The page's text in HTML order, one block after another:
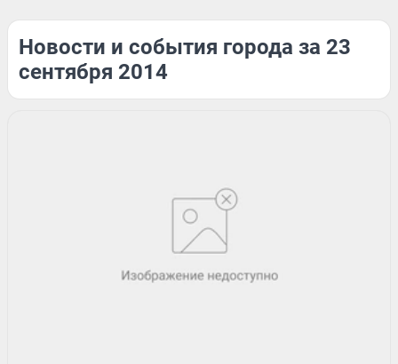
Новости и события города за 23
сентября 2014